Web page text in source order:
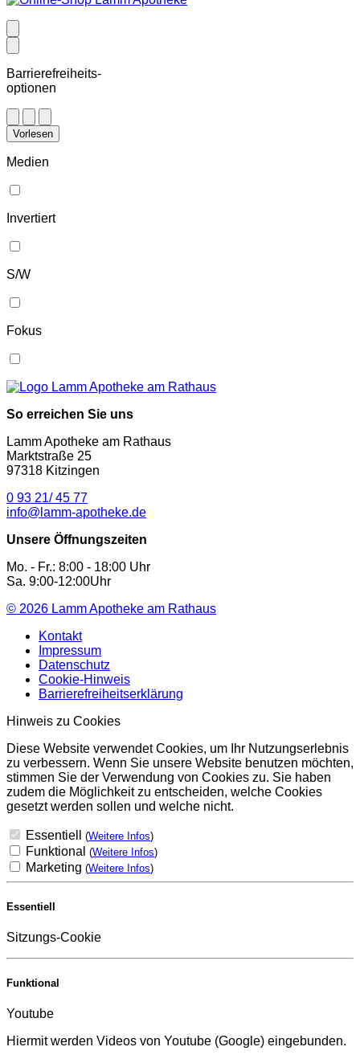
Barrierefreiheits-
optionen
Vorlesen
Medien
Invertiert
S/W
Fokus
So erreichen Sie uns
Lamm Apotheke am Rathaus
Marktstraße 25
97318 Kitzingen
0 93 21/ 45 77
info@lamm-apotheke.de
Unsere Öffnungszeiten
Mo. - Fr.: 8:00 - 18:00 Uhr
Sa. 9:00-12:00Uhr
© 2026 Lamm Apotheke am Rathaus
Kontakt
Impressum
Datenschutz
Cookie-Hinweis
Barrierefreiheitserklärung
Hinweis zu Cookies
Diese Website verwendet Cookies, um Ihr Nutzungserlebnis
zu verbessern. Wenn Sie unsere Website benutzen möchten,
stimmen Sie der Verwendung von Cookies zu. Sie haben
zudem die Möglichkeit zu entscheiden, welche Cookies
gesetzt werden sollen und welche nicht.
Essentiell (Weitere Infos)
Funktional (Weitere Infos)
Marketing (Weitere Infos)
Essentiell
Sitzungs-Cookie
Funktional
Youtube
Hiermit werden Videos von Youtube (Google) eingebunden.